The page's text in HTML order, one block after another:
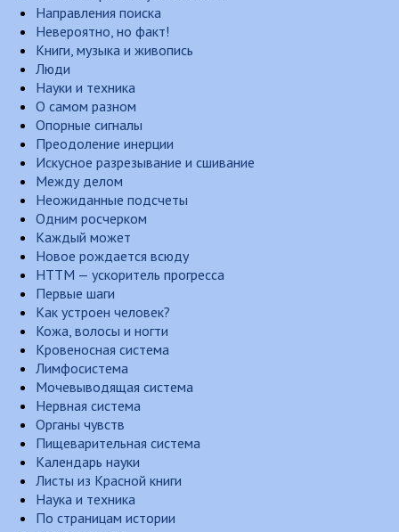
Направления поиска
Невероятно, но факт!
Книги, музыка и живопись
Люди
Науки и техника
О самом разном
Опорные сигналы
Преодоление инерции
Искусное разрезывание и сшивание
Между делом
Неожиданные подсчеты
Одним росчерком
Каждый может
Новое рождается всюду
НТТМ — ускоритель прогресса
Первые шаги
Как устроен человек?
Кожа, волосы и ногти
Кровеносная система
Лимфосистема
Мочевыводящая система
Нервная система
Органы чувств
Пищеварительная система
Календарь науки
Листы из Красной книги
Наука и техника
По страницам истории